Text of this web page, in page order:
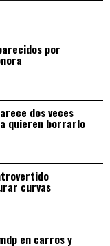
por
dos veces
quieren borrarlo
curvas
en carros y